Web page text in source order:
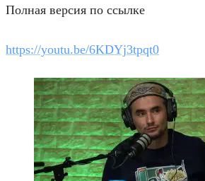
Полная версия по ссылке
https://youtu.be/6KDYj3tpqt0